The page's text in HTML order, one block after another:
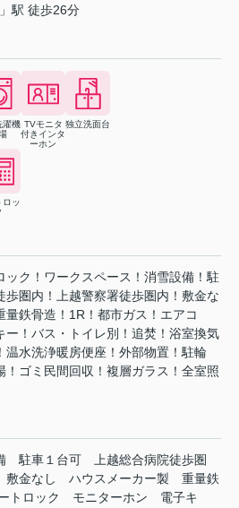
」駅 徒歩26分
濯機 TVモニタ
付きインタ
ーホン
独立洗面台
ロッ
ック！ワークスペース！消雪設備！駐
歩圏内！上越警察署徒歩圏内！敷金な
量鉄骨造！1R！都市ガス！エアコ
ー！バス・トイレ別！追焚！浴室換気
温⽔洗浄暖房便座！外部物置！駐輪
！ゴミ民間回収！複層ガラス！全室照
駐車１台可
上越総合病院徒歩圏
敷金なし ハウスメーカー製
重量鉄
トロック モニターホン
電子キ